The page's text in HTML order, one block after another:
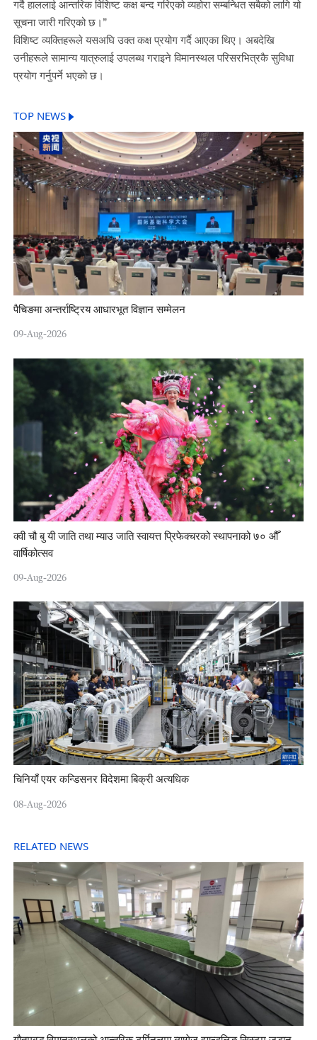
गर्दै हाललाई आन्तरिक विशिष्ट कक्ष बन्द गरिएको व्यहोरा सम्बन्धित सबैको लागि यो
सूचना जारी गरिएको छ।”
विशिष्ट व्यक्तिहरूले यसअघि उक्त कक्ष प्रयोग गर्दै आएका थिए। अबदेखि
उनीहरूले सामान्य यात्रुलाई उपलब्ध गराइने विमानस्थल परिसरभित्रकै सुविधा
प्रयोग गर्नुपर्ने भएको छ।
TOP NEWS
पैचिङमा अन्तर्राष्ट्रिय आधारभूत विज्ञान सम्मेलन
09-Aug-2026
क्वी चौ बु यी जाति तथा म्याउ जाति स्वायत्त प्रिफेक्चरको स्थापनाको ७० औँ
वार्षिकोत्सव
09-Aug-2026
चिनियाँ एयर कन्डिसनर विदेशमा बिक्री अत्यधिक
08-Aug-2026
RELATED NEWS